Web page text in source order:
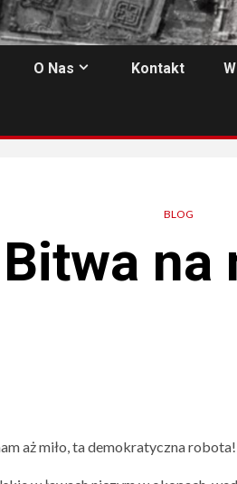
O Nas Kontakt
BLOG
Bitwa na
aż miło, ta demokratyczna robota!